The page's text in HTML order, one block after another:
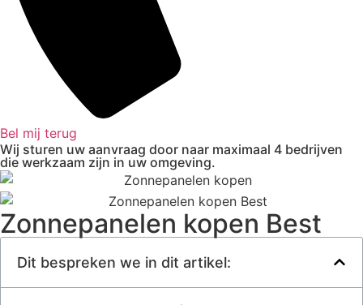
Bel mij terug
Wij sturen uw aanvraag door naar maximaal 4 bedrijven
die werkzaam zijn in uw omgeving.
Zonnepanelen kopen Best
Dit bespreken we in dit artikel: